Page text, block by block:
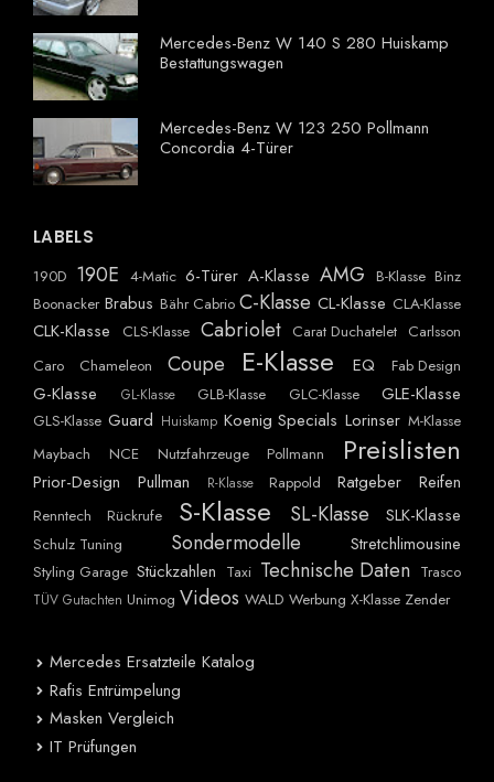
Mercedes-Benz W 140 S 280 Huiskamp
Bestattungswagen
Mercedes-Benz W 123 250 Pollmann
Concordia 4-Türer
LABELS
190D 190E 4-Matic 6-Türer A-Klasse AMG B-Klasse Binz
Boonacker Brabus Bähr Cabrio C-Klasse CL-Klasse CLA-Klasse
CLK-Klasse CLS-Klasse Cabriolet Carat Duchatelet Carlsson
Caro
Chameleon Coupe E-Klasse EQ Fab Design
G-Klasse GL-Klasse GLB-Klasse GLC-Klasse GLE-Klasse
GLS-Klasse Guard Huiskamp Koenig Specials Lorinser M-Klasse
Maybach
NCE Nutzfahrzeuge Pollmann Preislisten
Prior-Design Pullman R-Klasse Rappold Ratgeber Reifen
Renntech Rückrufe S-Klasse SL-Klasse SLK-Klasse
Schulz Tuning Sondermodelle Stretchlimousine
Styling Garage Stückzahlen Taxi Technische Daten Trasco
TÜV Gutachten Unimog Videos WALD Werbung X-Klasse Zender
Mercedes Ersatzteile Katalog
Rafis Entrümpelung
Masken Vergleich
IT Prüfungen